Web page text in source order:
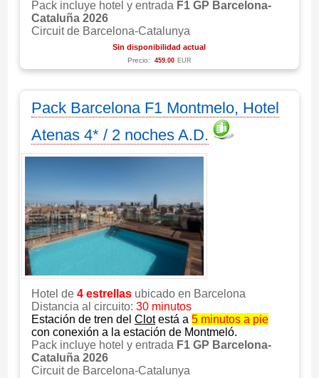
Pack incluye hotel y entrada F1 GP Barcelona-
Cataluña 2026
Circuit de Barcelona-Catalunya
Sin disponibilidad actual
Precio: 459.00 EUR
Pack Barcelona F1 Montmelo, Hotel
Atenas 4* / 2 noches A.D.
Hotel de 4 estrellasubicado en Barcelona
Distancia al circuito: 30 minutos
Estación de tren del Clotestá a 5 minutos a pie
con conexión a la estación de Montmeló.
Pack incluye hotel y entrada F1 GP Barcelona-
Cataluña 2026
Circuit de Barcelona-Catalunya